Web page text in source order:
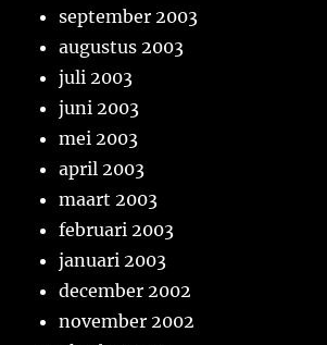
september 2003
augustus 2003
juli 2003
juni 2003
mei 2003
april 2003
maart 2003
februari 2003
januari 2003
december 2002
november 2002